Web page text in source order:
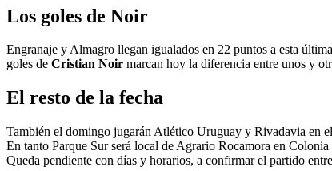
Los goles de Noir
Engranaje y Almagro llegan igualados en 22 puntos a esta
goles de Cristian Noir marcan hoy la diferencia entre unos y
El resto de la fecha
También el domingo jugarán Atlético Uruguay y Rivadavia en
En tanto Parque Sur será local de Agrario Rocamora en
Queda pendiente con días y horarios, a confirmar el partido